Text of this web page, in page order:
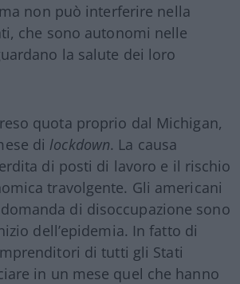
non può interferire nella
che sono autonomi nelle
la salute dei loro
quota proprio dal Michigan,
di lockdown. La causa
di posti di lavoro e il rischio
travolgente. Gli americani
di disoccupazione sono
dell’epidemia. In fatto di
di tutti gli Stati
in un mese quel che hanno